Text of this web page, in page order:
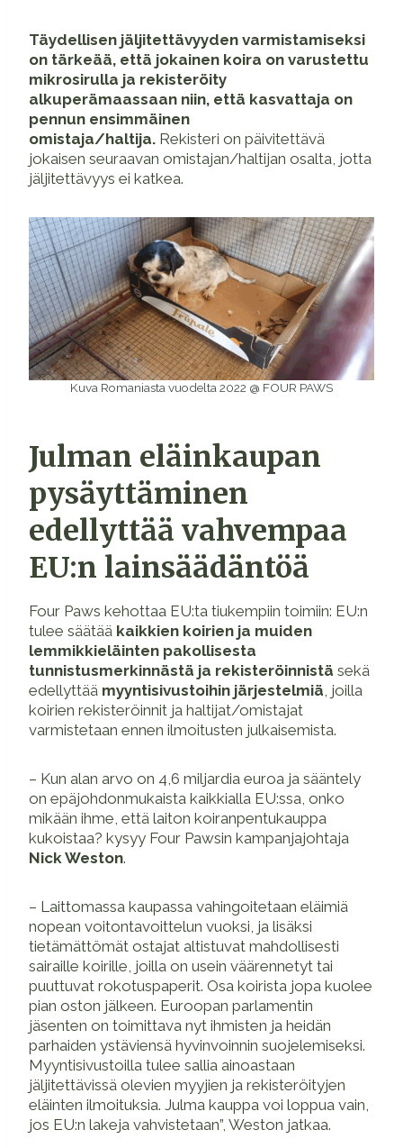
Täydellisen jäljitettävyyden varmistamiseksi
on tärkeää, että jokainen koira on varustettu
mikrosirulla ja rekisteröity
alkuperämaassaan niin, että kasvattaja on
pennun ensimmäinen
omistaja/haltija. Rekisteri on päivitettävä
jokaisen seuraavan omistajan/haltijan osalta, jotta
jäljitettävyys ei katkea.
Kuva Romaniasta vuodelta 2022 @ FOUR PAWS
Julman eläinkaupan
pysäyttäminen
edellyttää vahvempaa
EU:n lainsäädäntöä
Four Paws kehottaa EU:ta tiukempiin toimiin: EU:n
tulee säätää kaikkien koirien ja muiden
lemmikkieläinten pakollisesta
tunnistusmerkinnästä ja rekisteröinnistä sekä
edellyttää myyntisivustoihin järjestelmiä, joilla
koirien rekisteröinnit ja haltijat/omistajat
varmistetaan ennen ilmoitusten julkaisemista.
– Kun alan arvo on 4,6 miljardia euroa ja sääntely
on epäjohdonmukaista kaikkialla EU:ssa, onko
mikään ihme, että laiton koiranpentukauppa
kukoistaa? kysyy Four Pawsin kampanjajohtaja
Nick Weston.
– Laittomassa kaupassa vahingoitetaan eläimiä
nopean voitontavoittelun vuoksi, ja lisäksi
tietämättömät ostajat altistuvat mahdollisesti
sairaille koirille, joilla on usein väärennetyt tai
puuttuvat rokotuspaperit. Osa koirista jopa kuolee
pian oston jälkeen. Euroopan parlamentin
jäsenten on toimittava nyt ihmisten ja heidän
parhaiden ystäviensä hyvinvoinnin suojelemiseksi.
Myyntisivustoilla tulee sallia ainoastaan
jäljitettävissä olevien myyjien ja rekisteröityjen
eläinten ilmoituksia. Julma kauppa voi loppua vain,
jos EU:n lakeja vahvistetaan”, Weston jatkaa.